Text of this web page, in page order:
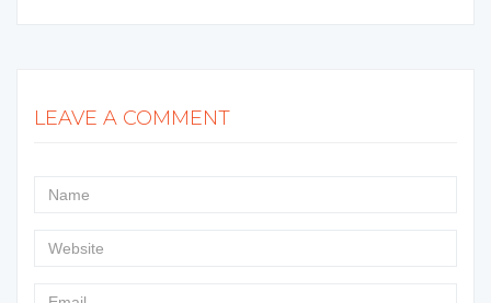
LEAVE A COMMENT